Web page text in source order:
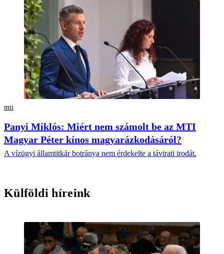
mti
Panyi Miklós: Miért nem számolt be az MTI
Magyar Péter kínos magyarázkodásáról?
A vízügyi államtitkár botránya nem érdekelte a távirati irodát.
Külföldi híreink